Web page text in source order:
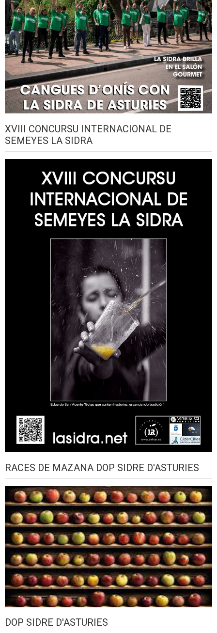
XVIII CONCURSU INTERNACIONAL DE
SEMEYES LA SIDRA
RACES DE MAZANA DOP SIDRE D'ASTURIES
DOP SIDRE D'ASTURIES